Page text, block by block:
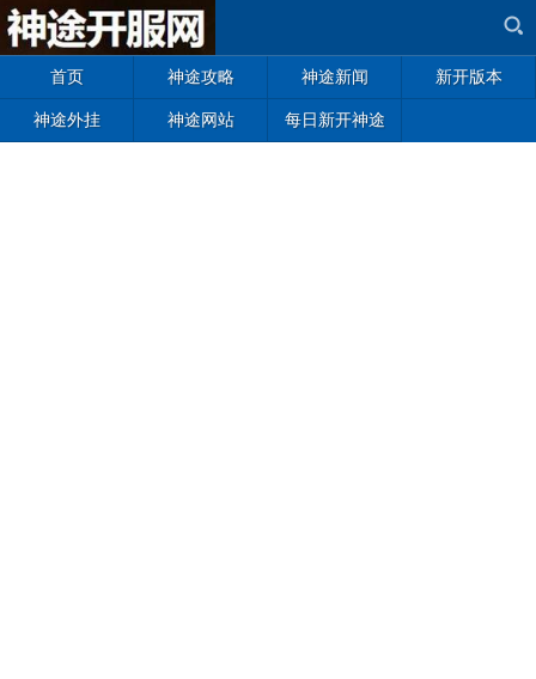
首页 神途攻略 神途新闻 新开版本
神途外挂 神途网站 每日新开神途